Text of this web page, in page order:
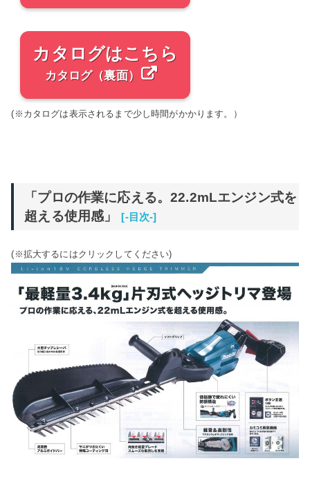
カタログはこちら
カタログ（裏面）
(※カタログは表示されるまで少し時間がかかります。）
「プロの作業に応える。22.2mLエンジン式を
超える使用感」
[-目次-]
(※拡大するにはクリックしてください)